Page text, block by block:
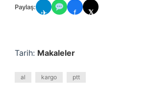
Paylaş:
✈ f 𝕏
Tarih: Makaleler
al kargo ptt